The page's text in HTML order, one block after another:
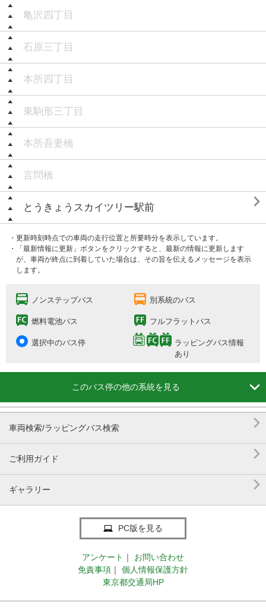
亀沢四丁目
石原三丁目
本所四丁目
東駒形三丁目
本所吾妻橋
言問橋
とうきょうスカイツリー駅前 
・更新時刻時点での車両の走行位置と所要時分を表示しています。
・「最新情報に更新」ボタンをクリックすると、最新の情報に更新します
が、車両が終点に到着していた場合は、その旨を伝えるメッセージを表示
します。
ノンステップバス 別系統のバス
燃料電池バス フルフラットバス
選択中のバス停
ラッピングバス情報
あり
このバス停の他の系統を見る 
車両検索/ラッピングバス検索 
ご利用ガイド 
ギャラリー 
PC版を見る
アンケート ｜
お問い合わせ
免責事項 ｜
個人情報保護方針
東京都交通局HP